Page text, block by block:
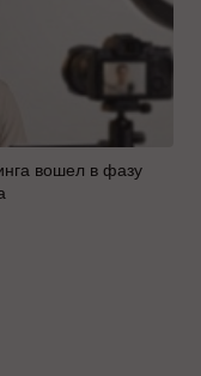
вошел в фазу